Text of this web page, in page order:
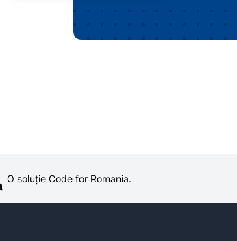
O soluție Code for Romania.